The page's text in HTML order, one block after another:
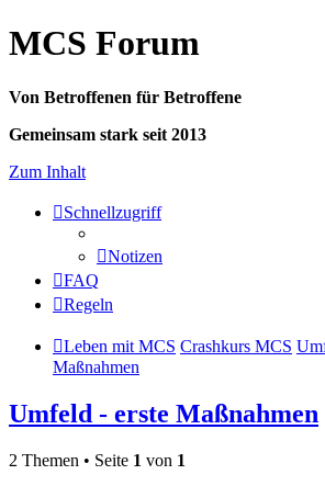
MCS Forum
Von Betroffenen für Betroffene
Gemeinsam stark seit 2013
Zum Inhalt
Schnellzugriff
Notizen
FAQ
Regeln
Leben mit MCS Crashkurs MCS
Maßnahmen
Umfeld - erste Maßnahmen
2 Themen • Seite 1 von 1